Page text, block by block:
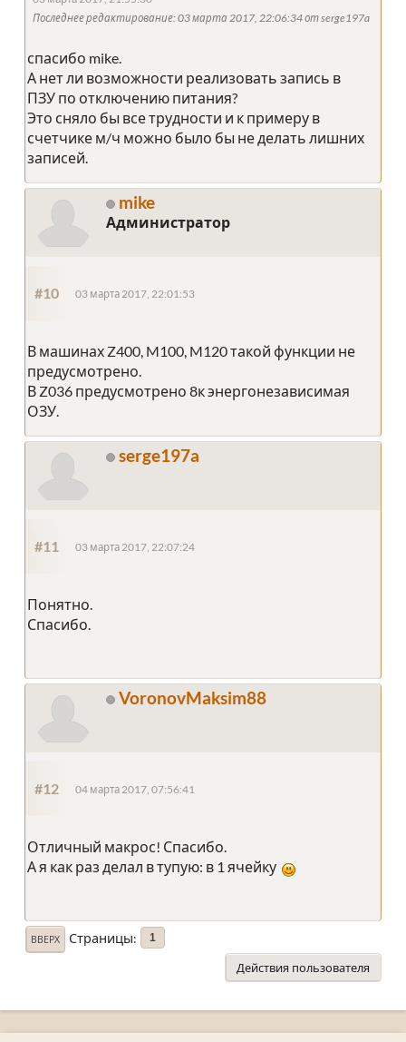
Последнее редактирование: 03 марта 2017, 22:06:34 от serge197a
спасибо mike.
А нет ли возможности реализовать запись в
ПЗУ по отключению питания?
Это сняло бы все трудности и к примеру в
счетчике м/ч можно было бы не делать лишних
записей.
mike
Администратор
#10 03 марта 2017, 22:01:53
В машинах Z400, M100, M120 такой функции не
предусмотрено.
В Z036 предусмотрено 8к энергонезависимая
ОЗУ.
serge197a
#11 03 марта 2017, 22:07:24
Понятно.
Спасибо.
VoronovMaksim88
#12 04 марта 2017, 07:56:41
Отличный макрос! Спасибо.
А я как раз делал в тупую: в 1 ячейку
ВВЕРХ Страницы 1
Действия пользователя